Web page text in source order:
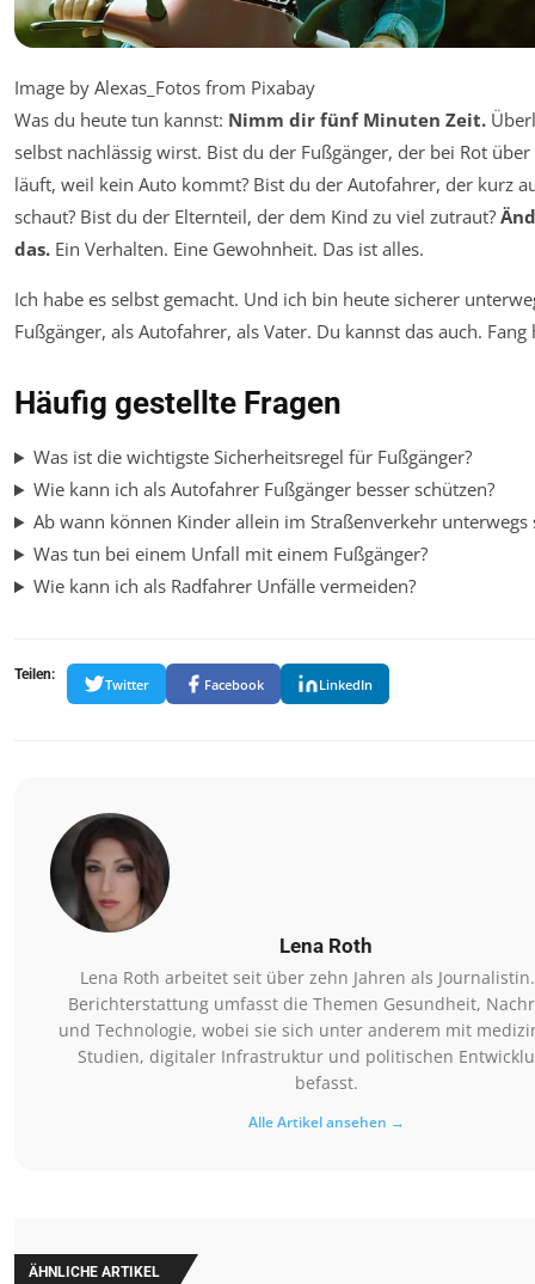
Image by Alexas_Fotos from Pixabay
Was du heute tun kannst: Nimm dir fünf Minuten Zeit.
selbst nachlässig wirst. Bist du der Fußgänger, der bei Rot über
läuft, weil kein Auto kommt? Bist du der Autofahrer, der kurz
schaut? Bist du der Elternteil, der dem Kind zu viel zutraut?
das. Ein Verhalten. Eine Gewohnheit. Das ist alles.
Ich habe es selbst gemacht. Und ich bin heute sicherer
Fußgänger, als Autofahrer, als Vater. Du kannst das auch. Fang
Häufig gestellte Fragen
Was ist die wichtigste Sicherheitsregel für Fußgänger?
Wie kann ich als Autofahrer Fußgänger besser schützen?
Ab wann können Kinder allein im Straßenverkehr unterwegs
Was tun bei einem Unfall mit einem Fußgänger?
Wie kann ich als Radfahrer Unfälle vermeiden?
Teilen:
Twitter Facebook LinkedIn
Lena Roth
Lena Roth arbeitet seit über zehn Jahren als
Berichterstattung umfasst die Themen Gesundheit,
und Technologie, wobei sie sich unter anderem mit
Studien, digitaler Infrastruktur und politischen
befasst.
Alle Artikel ansehen →
ÄHNLICHE ARTIKEL